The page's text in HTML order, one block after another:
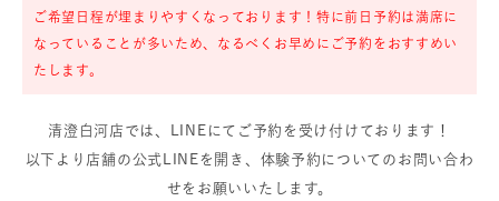
ご希望日程が埋まりやすくなっております！特に前日予約は満席に
なっていることが多いため、なるべくお早めにご予約をおすすめい
たします。
清澄白河店 では、LINEにてご予約を受け付けております！
以下より店舗の公式LINEを開き、体験予約についてのお問い合わ
せをお願いいたします。